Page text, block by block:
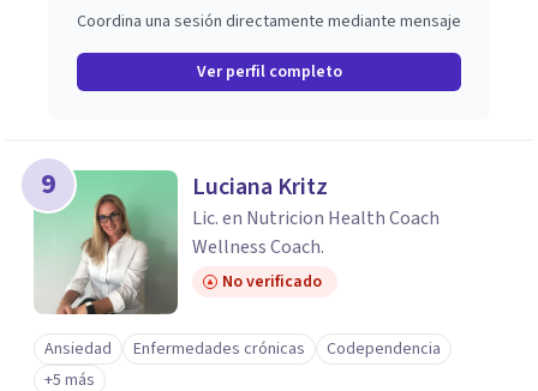
Coordina una sesión directamente mediante mensaje
Ver perfil completo
9 Luciana Kritz
Lic. en Nutricion Health Coach
Wellness Coach.
No verificado
Ansiedad Enfermedades crónicas
Codependencia
+5 más